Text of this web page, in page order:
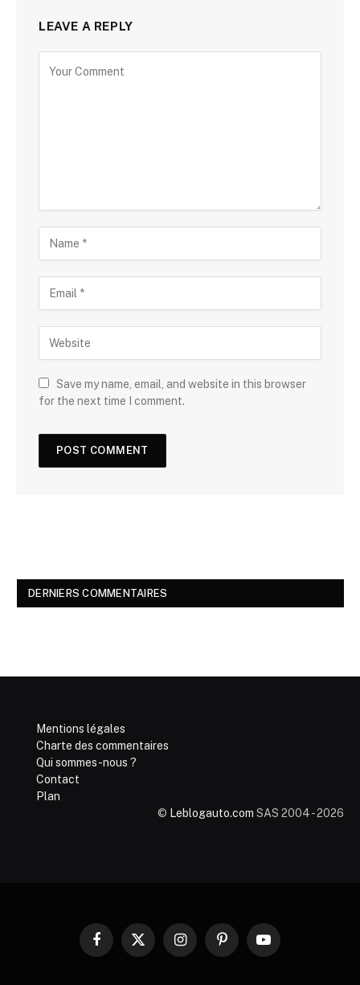
LEAVE A REPLY
Save my name, email, and website in this browser
for the next time I comment.
DERNIERS COMMENTAIRES
Mentions légales
Charte des commentaires
Qui sommes-nous ?
Contact
Plan
© Leblogauto.com SAS 2004 - 2026
Facebook
X
InstagramPinterestYouTube